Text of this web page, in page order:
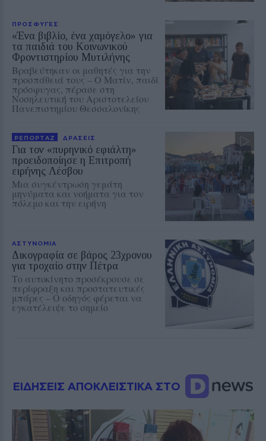
ΠΡΟΣΦΥΓΕΣ
«Ένα βιβλίο, ένα χαμόγελο» για
τα παιδιά του Κοινωνικού
Φροντιστηρίου Μυτιλήνης
Βραβεύτηκαν οι μαθητές για την
προσπάθειά τους – Ο Ματίν, παιδί
πρόσφυγας, πέρασε στη
Νοσηλευτική του Αριστοτελείου
Πανεπιστημίου Θεσσαλονίκης
ΡΕΠΟΡΤΑΖ ΔΡΑΣΕΙΣ
Για τον «πυρηνικό εφιάλτη»
προειδοποίησε η Επιτροπή
ειρήνης Λέσβου
Μια συγκέντρωση γεμάτη
μηνύματα και νοήματα για τον
πόλεμο και την ειρήνη
ΑΣΤΥΝΟΜΙΑ
Δικογραφία σε βάρος 23χρονου
για τροχαίο στην Πέτρα
Το αυτοκίνητο προσέκρουσε σε
περίφραξη και προστατευτικές
μπάρες – Ο οδηγός φέρεται να
εγκατέλειψε το σημείο
ΕΙΔΗΣΕΙΣ ΑΠΟΚΛΕΙΣΤΙΚΑ ΣΤΟ